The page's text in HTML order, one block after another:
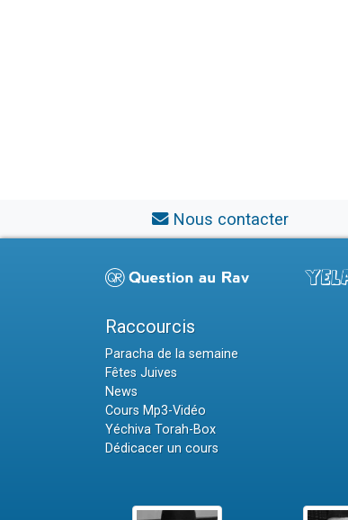
Nous contacter
Raccourcis
Paracha de la semaine
Fêtes Juives
News
Cours Mp3-Vidéo
Yéchiva Torah-Box
Dédicacer un cours